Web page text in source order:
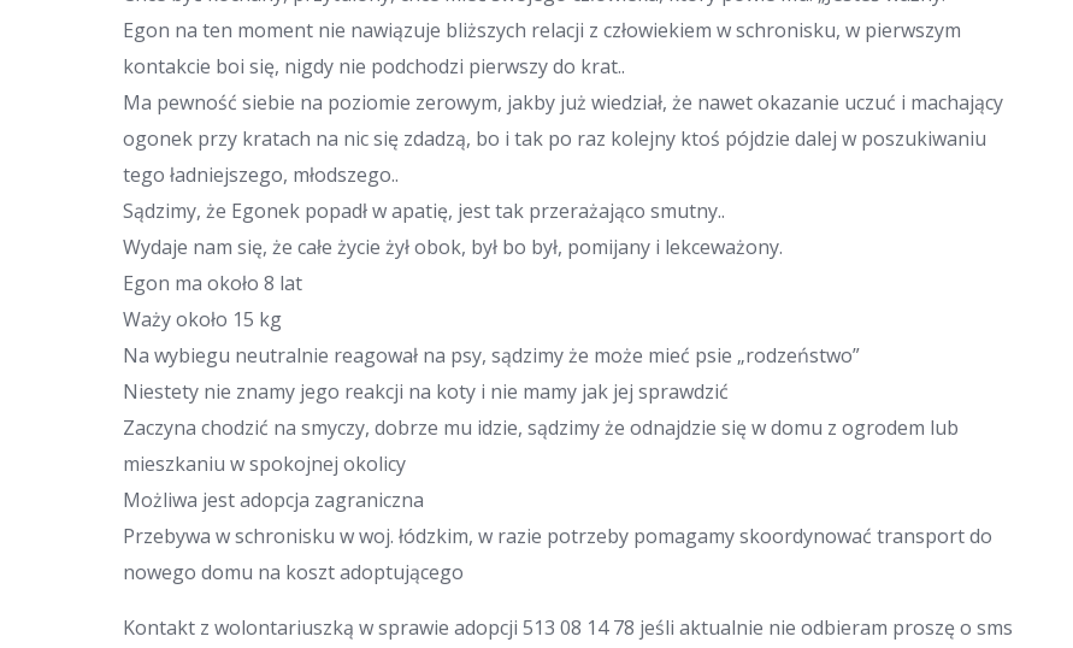
Egon na ten moment nie nawiązuje bliższych relacji z człowiekiem w schronisku, w pierwszym
kontakcie boi się, nigdy nie podchodzi pierwszy do krat..
Ma pewność siebie na poziomie zerowym, jakby już wiedział, że nawet okazanie uczuć i machający
ogonek przy kratach na nic się zdadzą, bo i tak po raz kolejny ktoś pójdzie dalej w poszukiwaniu
tego ładniejszego, młodszego..
Sądzimy, że Egonek popadł w apatię, jest tak przerażająco smutny..
Wydaje nam się, że całe życie żył obok, był bo był, pomijany i lekceważony.
Egon ma około 8 lat
Waży około 15 kg
Na wybiegu neutralnie reagował na psy, sądzimy że może mieć psie „rodzeństwo”
Niestety nie znamy jego reakcji na koty i nie mamy jak jej sprawdzić
Zaczyna chodzić na smyczy, dobrze mu idzie, sądzimy że odnajdzie się w domu z ogrodem lub
mieszkaniu w spokojnej okolicy
Możliwa jest adopcja zagraniczna
Przebywa w schronisku w woj. łódzkim, w razie potrzeby pomagamy skoordynować transport do
nowego domu na koszt adoptującego
Kontakt z wolontariuszką w sprawie adopcji 513 08 14 78 jeśli aktualnie nie odbieram proszę o sms